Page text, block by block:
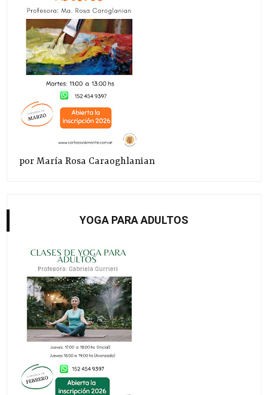
por María Rosa Caraoghlanian
YOGA PARA ADULTOS